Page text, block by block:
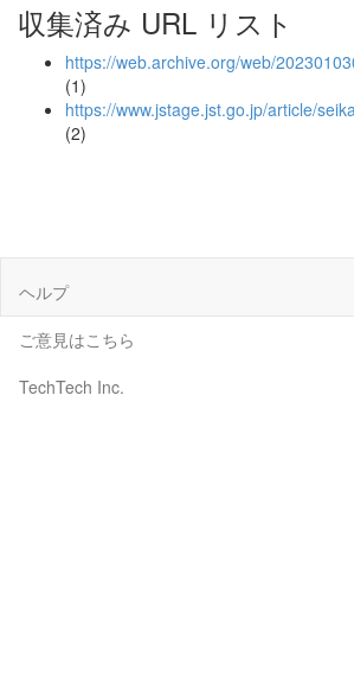
収集済み URL リスト
https://web.archive.org/web/
(1)
https://www.jstage.jst.go.jp/article/
(2)
ヘルプ
ご意見はこちら
TechTech Inc.